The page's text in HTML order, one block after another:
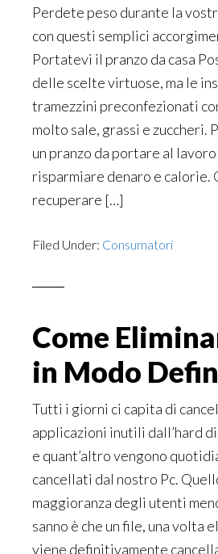
Perdete peso durante la
con questi semplici
Portatevi il pranzo da casa
delle scelte virtuose, ma le
tramezzini preconfezionati
molto sale, grassi e zuccheri.
un pranzo da portare al
risparmiare denaro e calorie.
recuperare […]
Filed Under: Consumatori
Come
in Modo
Tutti i giorni ci capita di
applicazioni inutili dall’hard
e quant’altro vengono
cancellati dal nostro Pc.
maggioranza degli utenti
sanno è che un file, una volta
viene definitivamente